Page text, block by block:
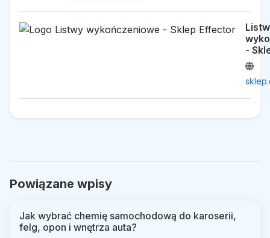
-
Powiązane wpisy
Jak wybrać chemię samochodową do karoserii,
felg, opon i wnętrza auta?